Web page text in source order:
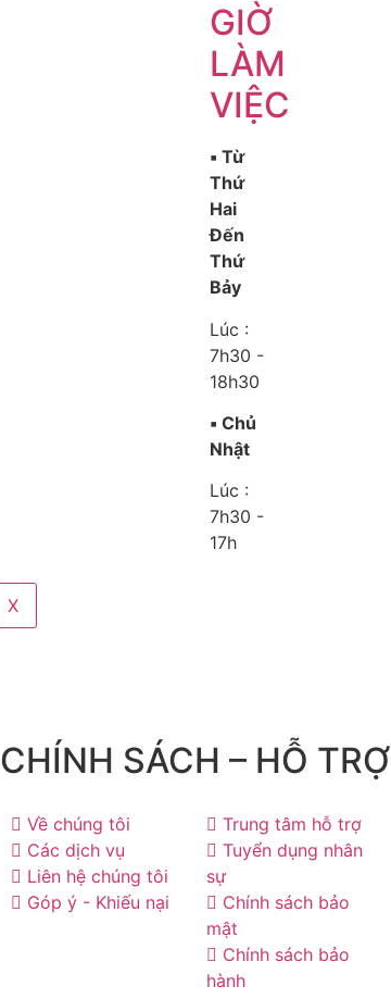
GIỜ
LÀM
VIỆC
▪️ Từ
Thứ
Hai
Đến
Thứ
Bảy
Lúc :
7h30 -
18h30
▪️ Chủ
Nhật
Lúc :
7h30 -
17h
X
CHÍNH SÁCH – HỖ TRỢ
Về chúng tôi
Các dịch vụ
Liên hệ chúng tôi
Góp ý - Khiếu nại
Trung tâm hỗ trợ
Tuyển dụng nhân
sự
Chính sách bảo
mật
Chính sách bảo
hành